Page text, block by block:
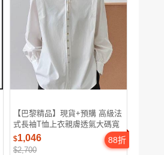
【巴黎精品】現貨+預購 高級法
式長袖T恤上衣親膚透氣大碼寬
鬆襯衫百搭休閒女裝-溫柔白襯
衣女上衣a1kt5
$1,046
$2,700
88折